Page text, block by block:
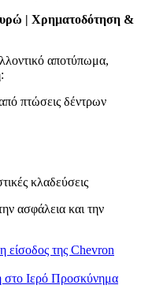
| Χρηματοδότηση &
αποτύπωμα,
πτώσεις δέντρων
κλαδεύσεις
ασφάλεια και την
είσοδος της Chevron
στο Ιερό Προσκύνημα